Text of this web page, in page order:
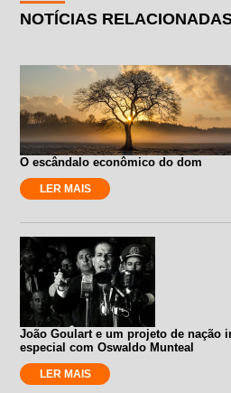
NOTÍCIAS
O escândalo econômico do dom
LER MAIS
João Goulart e um projeto de nação
especial com Oswaldo Munteal
LER MAIS